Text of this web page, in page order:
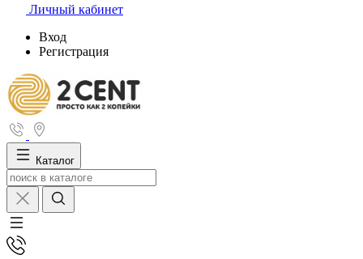
Личный кабинет
Вход
Регистрация
Каталог